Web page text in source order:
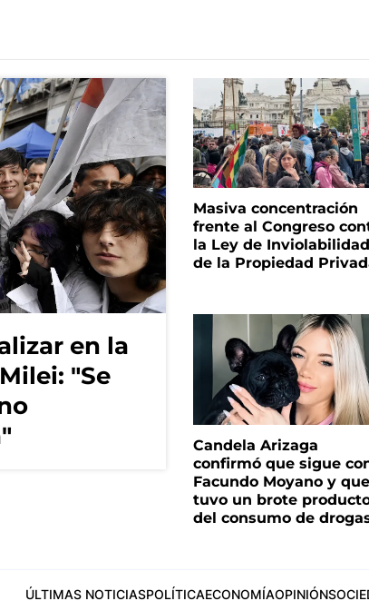
en la
"Se
Masiva concentración
frente al Congreso
la Ley de Inviolabilidad
de la Propiedad
Candela Arizaga
confirmó que sigue
Facundo Moyano y que
tuvo un brote
del consumo de
ÚLTIMAS NOTICIASPOLÍTICAECONOMÍAOPINIÓN